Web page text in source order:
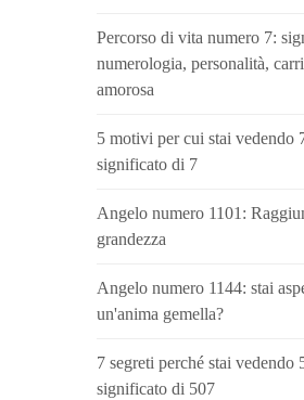
Percorso di vita numero 7:
numerologia, personalità,
amorosa
5 motivi per cui stai vedendo
significato di 7
Angelo numero 1101:
grandezza
Angelo numero 1144: stai
un'anima gemella?
7 segreti perché stai vedendo
significato di 507